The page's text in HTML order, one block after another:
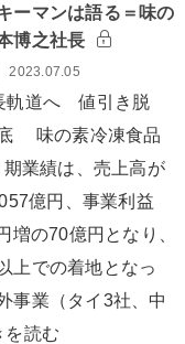
ーマンは語る＝味の
博之社長
2023.07.05
軌道へ 値引き脱
味の素冷凍食品
期業績は、売上高が
億円、事業利益
増の70億円となり、
上での着地となっ
事業（タイ3社、中
読む